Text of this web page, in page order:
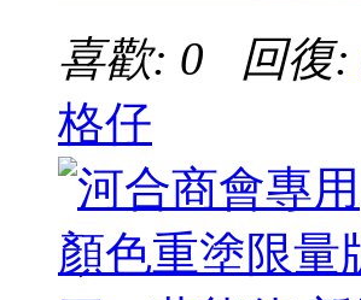
喜歡: 0 回復:
格仔